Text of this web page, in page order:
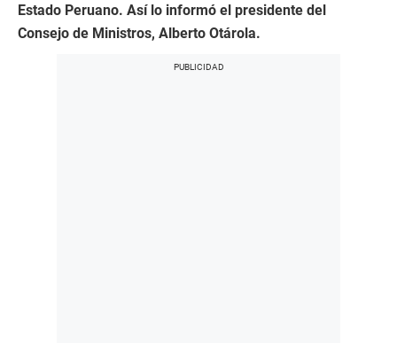
Estado Peruano. Así lo informó el presidente del
Consejo de Ministros, Alberto Otárola.